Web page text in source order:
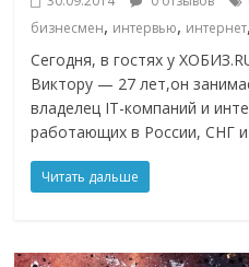
бизнесмен, интервью, интернет,
Сегодня, в гостях у
Виктору — 27 лет,он
владелец IT-компаний и
работающих в России, СНГ и
Читать дальше